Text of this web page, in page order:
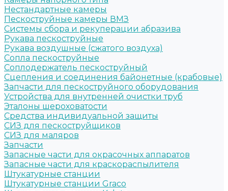
Нестандартные камеры
Пескоструйные камеры ВМЗ
Системы сбора и рекуперации абразива
Рукава пескоструйные
Рукава воздушные (сжатого воздуха)
Сопла пескоструйные
Соплодержатель пескоструйный
Сцепления и соединения байонетные (крабовые)
Запчасти для пескоструйного оборудования
Устройства для внутренней очистки труб
Эталоны шероховатости
Средства индивидуальной защиты
СИЗ для пескоструйщиков
СИЗ для маляров
Запчасти
Запасные части для окрасочных аппаратов
Запасные части для краскораспылителя
Штукатурные станции
Штукатурные станции Graco